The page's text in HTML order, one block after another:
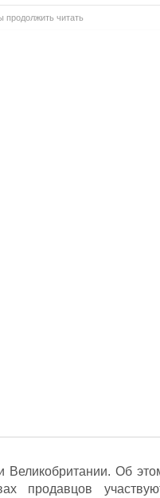
продолжить читать
Великобритании. Об
продавцов